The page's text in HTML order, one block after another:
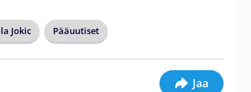
Jokic Pääuutiset
Jaa